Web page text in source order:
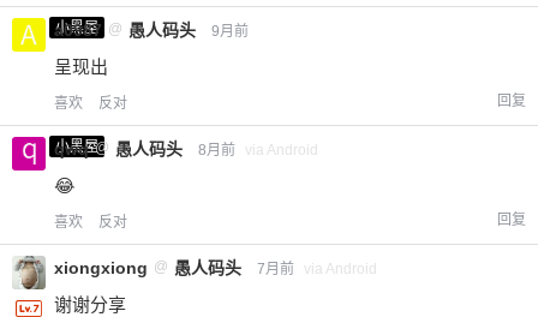
小黑屋
a0987 @ 愚人码头 9月前
呈现出
喜欢 反对 回复
小黑屋
qwq @ 愚人码头 8月前 via Android
😂
喜欢 反对 回复
xiongxiong @ 愚人码头 7月前 via Android
谢谢分享